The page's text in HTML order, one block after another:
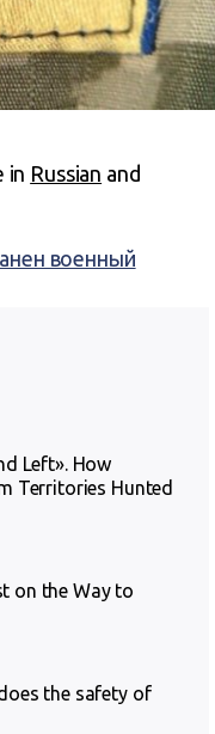
in Russian and
военный
Left». How
Territories Hunted
on the Way to
the safety of